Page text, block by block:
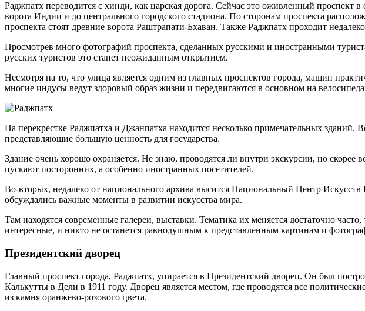
Раджпатх переводится с хинди, как царская дорога. Сейчас это оживленный проспект
ворота Индии и до центрального городского стадиона. По сторонам проспекта
проспекта стоят древние ворота Раштрапати-Бхаван. Также Раджпатх проходит
Просмотрев много фотографий проспекта, сделанных русскими и иностранными
русских туристов это станет неожиданным открытием.
Несмотря на то, что улица является одним из главных проспектов города, машин
многие индусы ведут здоровый образ жизни и передвигаются в основном на
На перекрестке Раджпатха и Джанпатха находится несколько примечательных
представляющие большую ценность для государства.
Здание очень хорошо охраняется. Не знаю, проводятся ли внутри экскурсии, но
пускают посторонних, а особенно иностранных посетителей.
Во-вторых, недалеко от национального архива высится Национальный Центр
обсуждались важные моменты в развитии искусства мира.
Там находятся современные галереи, выставки. Тематика их меняется достаточно
интересные, и никто не останется равнодушным к представленным картинам и
Президентский дворец
Главный проспект города, Раджпатх, упирается в Президентский дворец. Он был
Калькутты в Дели в 1911 году. Дворец является местом, где проводятся все
из камня оранжево-розового цвета.